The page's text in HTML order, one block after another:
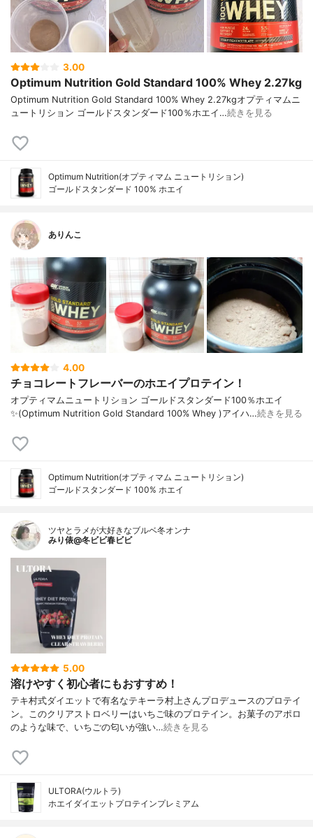
3.00
Optimum Nutrition Gold Standard 100% Whey 2.27kg
Optimum Nutrition Gold Standard 100% Whey 2.27kgオプティマムニ
ュートリション ゴールドスタンダード100％ホエイ…続きを見る
Optimum Nutrition(オプティマム ニュートリション)
ゴールドスタンダード 100% ホエイ
ありんこ
4.00
チョコレートフレーバーのホエイプロテイン！
オプティマムニュートリション ゴールドスタンダード100％ホエイ
✨(Optimum Nutrition Gold Standard 100% Whey )アイハ…続きを見る
Optimum Nutrition(オプティマム ニュートリション)
ゴールドスタンダード 100% ホエイ
ツヤとラメが大好きなブルベ冬オンナ
みり俵@冬ビビ春ビビ
5.00
溶けやすく初心者にもおすすめ！
テキ村式ダイエットで有名なテキーラ村上さんプロデュースのプロテイ
ン。このクリアストロベリーはいちご味のプロテイン。お菓子のアポロ
のような味で、いちごの匂いが強い…続きを見る
ULTORA(ウルトラ)
ホエイダイエットプロテインプレミアム